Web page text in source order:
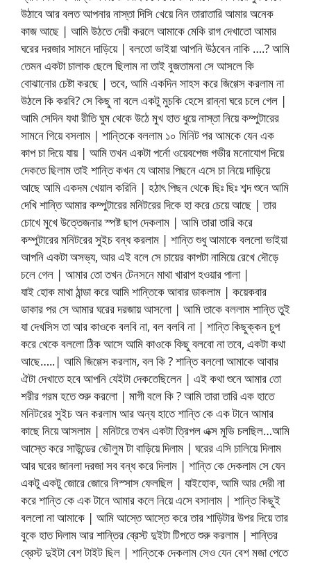
উঠাবে আর বলত আপনার নাস্তা দিসি খেয়ে নিন তারাতারি আমার অনেক
কাজ আছে | আমি উঠতে দেরী করলে আমাকে মেকি রাগ দেখাতো আমার
ঘরের দরজার সামনে দাড়িয়ে | বলতো ভাইয়া আপনি উঠবেন নাকি ….? আমি
তেমন একটা চালাক ছেলে ছিলাম না তাই বুজতামনা সে আসলে কি
বোঝানোর চেষ্টা করছে | তবে, আমি একদিন সাহস করে জিগ্গেস করলাম না
উঠলে কি করবি? সে কিছু না বলে একটু মুচকি হেসে রান্না ঘরে চলে গেল |
আমি সেদিন যথা রীতি ঘুম থেকে উঠে মুখ হাত ধুয়ে নাস্তা নিয়ে কম্পুটারের
সামনে গিয়ে বসলাম | শান্তিকে বললাম ১০ মিনিট পর আমকে যেন এক
কাপ চা দিয়ে যায় | আমি তখন একটা পর্নো ওয়েবপেজ গভীর মনোযোগ দিয়ে
দেকতে ছিলাম তাই শান্তি কখন যে আমার পিছনে এসে চা নিয়ে দাড়িয়ে
আছে আমি একদম খেয়াল করিনি | হঠাৎ পিছন থেকে ছিঃ ছিঃ শব্দ শুনে আমি
দেখি শান্তি আমার কম্পুটারের মনিটরের দিকে হা করে চেয়ে আছে | তার
চোখে মুখে উত্তেজনার স্পষ্ট ছাপ দেকলাম | আমি তারা তারি করে
কম্পুটারের মনিটরের সুইচ বন্ধ করলাম | শান্তি শুধু আমাকে বললো ভাইয়া
আপনি একটা অসভ্য, আর এই বলে সে চায়ের কাপটা নামিয়ে রেখে দৌড়ে
চলে গেল | আমার তো তখন টেনসনে মাথা খারাপ হওয়ার পালা |
যাই হোক মাথা ঠান্ডা করে আমি শান্তিকে আবার ডাকলাম | কয়েকবার
ডাকার পর সে আমার ঘরের দরজায় আসলো | আমি তাকে বললাম শান্তি তুই
যা দেখসিস তা আর কাওকে বলবি না, বল বলবি না | শান্তি কিছুক্কন চুপ
করে থেকে বললো ঠিক আসে আমি কাওকে কিছু বলবো না তবে, একটা কথা
আছে…..| আমি জিগ্গেস করলাম, বল কি ? শান্তি বললো আমাকে আবার
ঐটা দেখাতে হবে আপনি যেইটা দেকতেছিলেন | এই কথা শুনে আমার তো
শরীর গরম হতে শুরু করলো | মাগী বলে কি ? আমি তারা তারি এক হাতে
মনিটরের সুইচ অন করলাম আর অন্য হাতে শান্তি কে এক টানে আমার
কাছে নিয়ে আসলাম | মনিটরে তখন একটা ত্রিপল এক্স মুভি চলছিল…আমি
আস্তে করে সাউন্ডের ভৌলুম টা বাড়িয়ে দিলাম | ঘরের এসি চালিয়ে দিলাম
আর ঘরের জানলা দরজা সব বন্ধ করে দিলাম | শান্তি কে দেকলাম সে যেন
একটু একটু জোরে জোরে নিস্সাস ফেলছিল | যাইহোক, আমি আর দেরী না
করে শান্তি কে এক টানে আমার কলে নিয়ে এসে বসালাম | শান্তি কিছুই
বললো না আমাকে | আমি আস্তে আস্তে করে তার শাড়িটার উপর দিয়ে তার
বুকে হাত দিলাম আর শান্তির ব্রেস্ট দুইটা টিপতে শুরু করলাম | শান্তির
ব্রেস্ট দুইটা বেশ টাইট ছিল | শান্তিকে দেকলাম সেও যেন বেশ মজা পেতে